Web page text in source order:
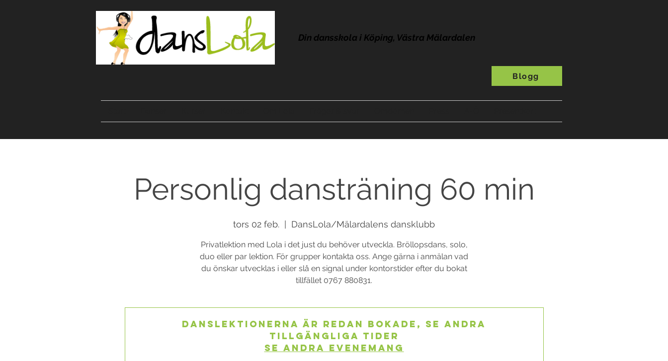
Din dansskola i Köping, Västra Mälardalen
Blogg
Personlig dansträning 60 min
tors 02 feb. DansLola/Mälardalens dansklubb
Privatlektion med Lola i det just du behöver utveckla. Bröllopsdans, solo,
duo eller par lektion. För grupper kontakta oss. Ange gärna i anmälan vad
du önskar utvecklas i eller slå en signal under kontorstider efter du bokat
tillfället 0767 880831.
Danslektionerna är redan bokade, se andra
tillgängliga tider
Se andra evenemang